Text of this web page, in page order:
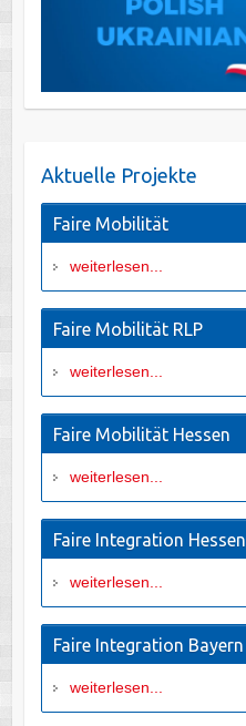
Aktuelle Projekte
Faire Mobilität
weiterlesen...
Faire Mobilität RLP
weiterlesen...
Faire Mobilität Hessen
weiterlesen...
Faire Integration Hessen
weiterlesen...
Faire Integration Bayern
weiterlesen...